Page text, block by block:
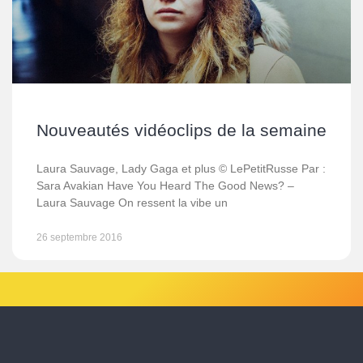
Nouveautés vidéoclips de la semaine
Laura Sauvage, Lady Gaga et plus © LePetitRusse Par :
Sara Avakian Have You Heard The Good News? –
Laura Sauvage On ressent la vibe un
26 septembre 2016